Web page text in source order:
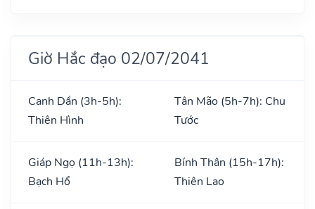
Giờ Hắc đạo 02/07/2041
Canh Dần (3h-5h):
Thiên Hình
Tân Mão (5h-7h): Chu
Tước
Giáp Ngọ (11h-13h):
Bạch Hổ
Bính Thân (15h-17h):
Thiên Lao